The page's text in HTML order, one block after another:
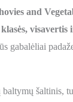
and
visavertis
gabalėliai
šaltinis,